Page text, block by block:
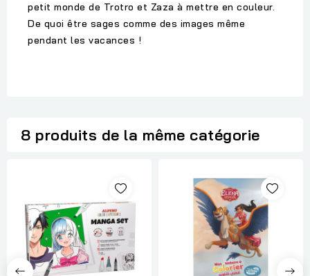
petit monde de Trotro et Zaza à mettre en couleur.
De quoi être sages comme des images même
pendant les vacances !
8 produits de la même catégorie